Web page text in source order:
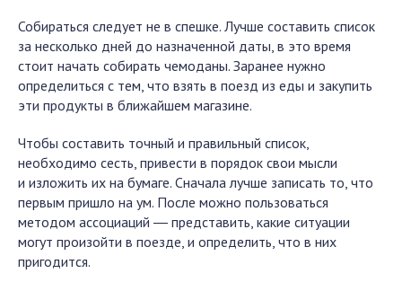
Собираться следует не в спешке. Лучше составить список
за несколько дней до назначенной даты, в это время
стоит начать собирать чемоданы. Заранее нужно
определиться с тем, что взять в поезд из еды и закупить
эти продукты в ближайшем магазине.
Чтобы составить точный и правильный список,
необходимо сесть, привести в порядок свои мысли
и изложить их на бумаге. Сначала лучше записать то, что
первым пришло на ум. После можно пользоваться
методом ассоциаций ― представить, какие ситуации
могут произойти в поезде, и определить, что в них
пригодится.